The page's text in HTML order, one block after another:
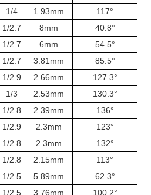
1/4 1.93mm
117°
1/2.7 8mm
40.8°
1/2.7 6mm
54.5°
1/2.7 3.81mm
85.5°
1/2.9 2.66mm
127.3°
1/3 2.53mm
130.3°
1/2.8 2.39mm
136°
1/2.9 2.3mm
123°
1/2.8 2.3mm
132°
1/2.8 2.15mm
113°
1/2.5 5.89mm
62.3°
1/2.5 3.76mm
100.2°